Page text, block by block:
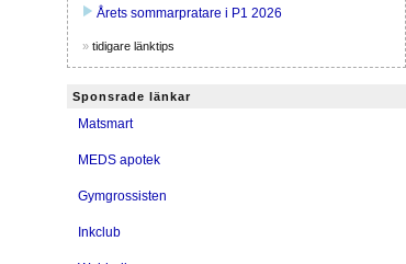
play_arrow Årets sommarpratare i P1 2026
» tidigare länktips
Sponsrade länkar
Matsmart
MEDS apotek
Gymgrossisten
Inkclub